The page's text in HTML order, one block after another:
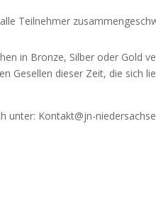
Teilnehmer
in Bronze, Silber oder Gold
Gesellen dieser Zeit, die sich
unter: Kontakt@jn-